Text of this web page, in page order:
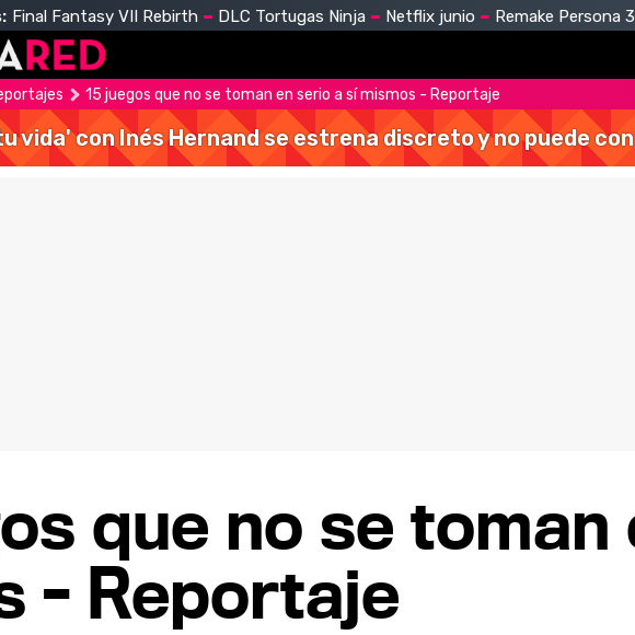
Final Fantasy VII Rebirth DLC Tortugas Ninja Netflix junio Remake Persona 3
15 juegos que no se toman en serio a sí mismos - Reportaje
vida' con Inés Hernand se estrena discreto y no puede
que no se
- Reportaje